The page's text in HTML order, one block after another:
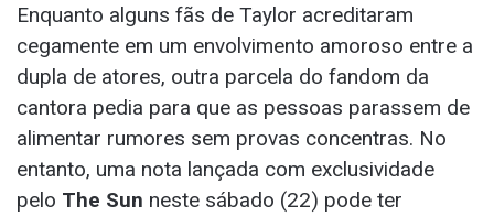
Enquanto alguns fãs de Taylor acreditaram
cegamente em um envolvimento amoroso entre a
dupla de atores, outra parcela do fandom da
cantora pedia para que as pessoas parassem de
alimentar rumores sem provas concentras. No
entanto, uma nota lançada com exclusividade
pelo The Sun neste sábado (22) pode ter